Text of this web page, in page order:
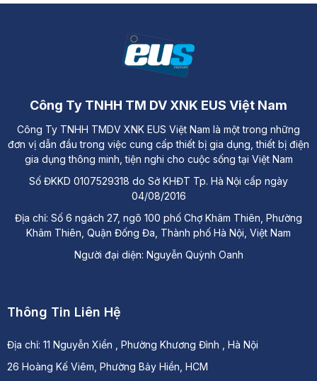
Thông Tin Liên Hệ
Địa chỉ: 11 Nguyễn Xiển , Phường Khương Đình , Hà Nội
26 Hoàng Kế Viêm, Phường Bảy Hiền, HCM
Công Ty TNHH TM DV XNK EUS Việt Nam
Công Ty TNHH TMDV XNK EUS Việt Nam là một trong những
đơn vị dẫn đầu trong việc cung cấp thiết bị gia dụng, thiết bị điện
gia dụng thông minh, tiện nghi cho cuộc sống tại Việt Nam
Số ĐKKD 0107529318 do Sở KHĐT Tp. Hà Nội cấp ngày
04/08/2016
Địa chỉ: Số 6 ngách 27, ngõ 100 phố Chợ Khâm Thiên, Phường
Khâm Thiên, Quận Đống Đa, Thành phố Hà Nội, Việt Nam
Người đại diện: Nguyễn Quỳnh Oanh